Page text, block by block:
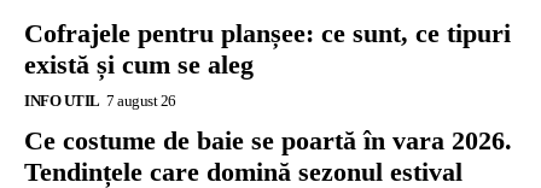
Cofrajele pentru planșee: ce sunt, ce tipuri
există și cum se aleg
INFO UTIL 7 august 26
Ce costume de baie se poartă în vara 2026.
Tendințele care domină sezonul estival